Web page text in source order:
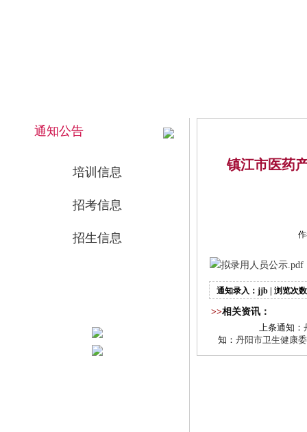
通知公告
培训信息
招考信息
招生信息
镇江市医药
拟录用人员公示.pdf
通知录入：jjb | 浏览次数
>>相关资讯：
上条通知：
知： 丹阳市卫生健康